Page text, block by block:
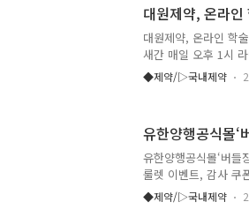
Microbiomes)'에 게
학술지로, 영향력 지
가 꼽는 주요 사망 원
면 되돌리기 어려워
대원제약, 온라인
대원제약, 온라인 학
새간 매일 오후 1시
일부터 22일까지 5일
지엄 ‘D-Talks
중이다. 매년 상·하반
한 질환 교육과 전문
AGORA WEEK는 ‘
◆제약/▷국내제약
유한양행공식몰‘
유한양행공식몰‘버
룰렛 이벤트, 감사 쿠
터’가 오픈 3주년을
장터는 유한양행의
◆제약/▷국내제약